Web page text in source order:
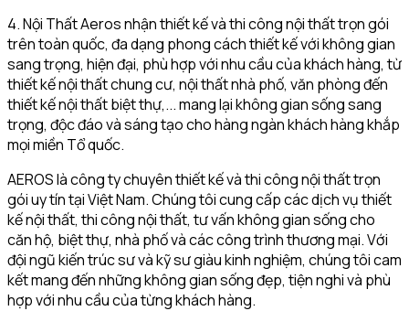
4. Nội Thất Aeros nhận thiết kế và thi công nội thất trọn gói
trên toàn quốc, đa dạng phong cách thiết kế với không gian
sang trọng, hiện đại, phù hợp với nhu cầu của khách hàng, từ
thiết kế nội thất chung cư, nội thất nhà phố, văn phòng đến
thiết kế nội thất biệt thự,... mang lại không gian sống sang
trọng, độc đáo và sáng tạo cho hàng ngàn khách hàng khắp
mọi miền Tổ quốc.
AEROS là công ty chuyên thiết kế và thi công nội thất trọn
gói uy tín tại Việt Nam. Chúng tôi cung cấp các dịch vụ thiết
kế nội thất, thi công nội thất, tư vấn không gian sống cho
căn hộ, biệt thự, nhà phố và các công trình thương mại. Với
đội ngũ kiến trúc sư và kỹ sư giàu kinh nghiệm, chúng tôi cam
kết mang đến những không gian sống đẹp, tiện nghi và phù
hợp với nhu cầu của từng khách hàng.